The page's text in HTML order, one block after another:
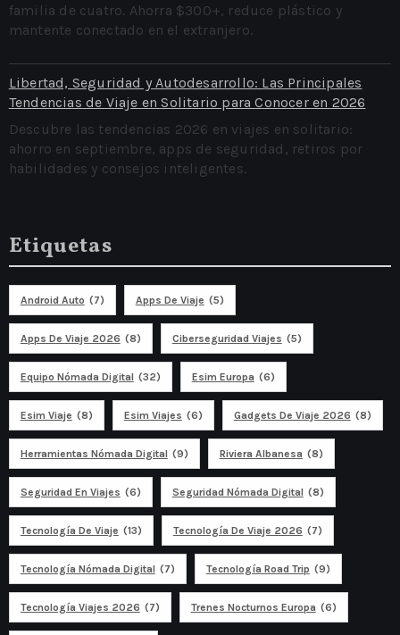
familia de cuatro. Ahorra $300+, reduce plástico y
mantente conectado en el extranjero.
Libertad, Seguridad y Autodesarrollo: Las Principales
Tendencias de Viaje en Solitario para Conocer en 2026
Descubre las tendencias 2026 en viajes en solitario:
ahorro en septiembre, apps de seguridad, retiros por
habilidades y consejos inteligentes.
Etiquetas
Android Auto (7) Apps De Viaje (5)
Apps De Viaje 2026 (8) Ciberseguridad Viajes (5)
Equipo Nómada Digital (32) Esim Europa (6)
Esim Viaje (8) Esim Viajes (6) Gadgets De Viaje 2026 (8)
Herramientas Nómada Digital (9) Riviera Albanesa (8)
Seguridad En Viajes (6) Seguridad Nómada Digital (8)
Tecnología De Viaje (13) Tecnología De Viaje 2026 (7)
Tecnología Nómada Digital (7) Tecnología Road Trip (9)
Tecnología Viajes 2026 (7) Trenes Nocturnos Europa (6)